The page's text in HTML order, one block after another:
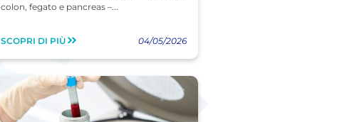
colon, fegato e pancreas –...
SCOPRI DI PIÙ 04/05/2026